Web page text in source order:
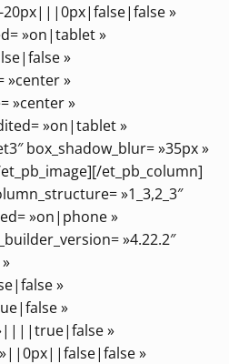
20px|||0px|false|false »
»on|tablet »
»
»center »
»center »
»on|tablet »
box_shadow_blur= »35px »
et_pb_column]
»1_3,2_3″
»on|phone »
»4.22.2″
»
»
»||||true|false »
»||0px||false|false »